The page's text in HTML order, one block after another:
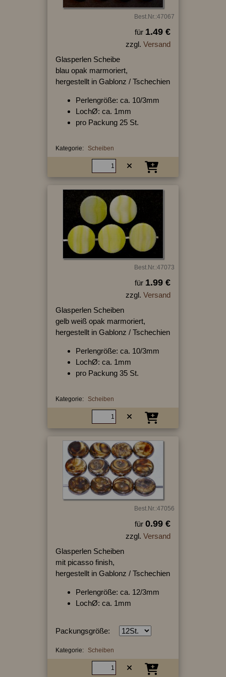
Best.Nr.:47067
für 1.49 €
zzgl. Versand
Glasperlen Scheibe
blau opak marmoriert,
hergestellt in Gablonz / Tschechien
Perlengröße: ca. 10/3mm
LochØ: ca. 1mm
pro Packung 25 St.
Kategorie: Scheiben
Best.Nr.:47073
für 1.99 €
zzgl. Versand
Glasperlen Scheiben
gelb weiß opak marmoriert,
hergestellt in Gablonz / Tschechien
Perlengröße: ca. 10/3mm
LochØ: ca. 1mm
pro Packung 35 St.
Kategorie: Scheiben
Best.Nr.:47056
für 0.99 €
zzgl. Versand
Glasperlen Scheiben
mit picasso finish,
hergestellt in Gablonz / Tschechien
Perlengröße: ca. 12/3mm
LochØ: ca. 1mm
Packungsgröße:
Kategorie: Scheiben